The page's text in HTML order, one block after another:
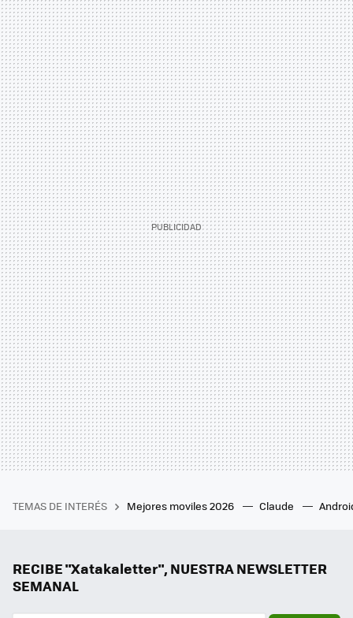
TEMAS DE INTERÉS Mejores moviles 2026 Claude
RECIBE "Xatakaletter", NUESTRA NEWSLETTER
SEMANAL